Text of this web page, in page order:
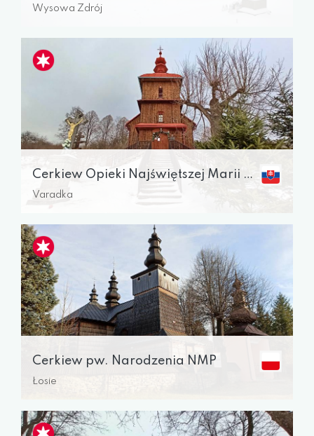
Wysowa Zdrój
Cerkiew Opieki Najświętszej Marii Panny
Varadka
Cerkiew pw. Narodzenia NMP
Łosie